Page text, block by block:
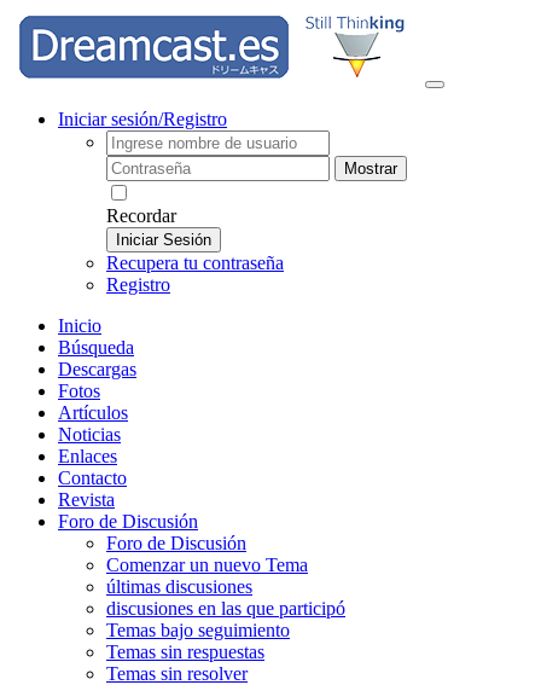
Iniciar sesión/Registro
Mostrar
Recordar
Iniciar Sesión
Recupera tu contraseña
Registro
Inicio
Búsqueda
Descargas
Fotos
Artículos
Noticias
Enlaces
Contacto
Revista
Foro de Discusión
Foro de Discusión
Comenzar un nuevo Tema
últimas discusiones
discusiones en las que participó
Temas bajo seguimiento
Temas sin respuestas
Temas sin resolver